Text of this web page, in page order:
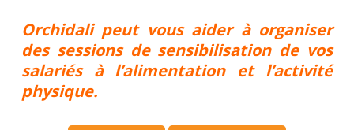
Orchidali peut vous aider à organiser
des sessions de sensibilisation de vos
salariésà l’alimentation et l’activité
physique.